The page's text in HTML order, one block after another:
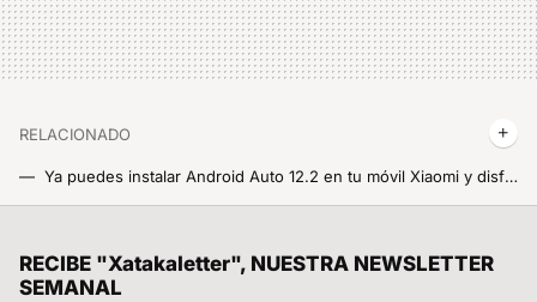
RELACIONADO
Ya puedes instalar Android Auto 12.2 en tu móvil Xiaomi y disfrutar del rediseño que acaba de implementar Google
RECIBE "Xatakaletter", NUESTRA NEWSLETTER
SEMANAL